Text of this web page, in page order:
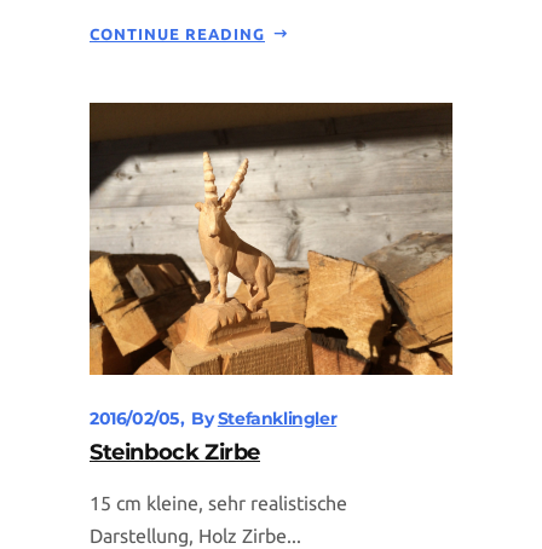
CONTINUE READING
2016/02/05 ByStefanklingler
Steinbock Zirbe
15 cm kleine, sehr realistische
Darstellung, Holz Zirbe...